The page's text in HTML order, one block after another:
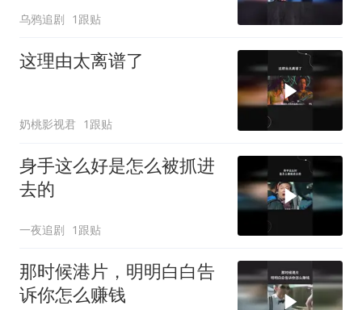
乌鸦追剧 1跟贴
这理由太离谱了
奶桃影视君 1跟贴
身手这么好是怎么被抓进
去的
一夜追剧 1跟贴
那时候港片，明明白白告
诉你怎么赚钱